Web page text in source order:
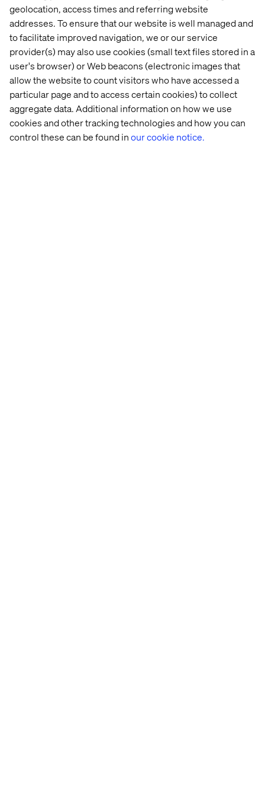
geolocation, access times and referring website
addresses. To ensure that our website is well managed and
to facilitate improved navigation, we or our service
provider(s) may also use cookies (small text files stored in a
user's browser) or Web beacons (electronic images that
allow the website to count visitors who have accessed a
particular page and to access certain cookies) to collect
aggregate data. Additional information on how we use
cookies and other tracking technologies and how you can
control these can be found inour cookie notice.
Underviser: ”Jeg er VILDT begejstret for EcomTrainer og
vil uden tvivl anvende det hele eller elementer derfra -
tak tak tak!”
Elever: ”Vil blot sige, at EcomTrainer er megafedt! Det
giver et super indblik i, hvordan man arbejder med de
forskellige platforme.” Og ”Det er indbydende og det er
ikke kedeligt. Man får lyst til at bruge det og det vækker
interesse. Fed måde I har lavet simuleringen på.”
EcomTrainerer tilgængelig for alle landets
erhvervsskoler fra den 9. marts 2021.